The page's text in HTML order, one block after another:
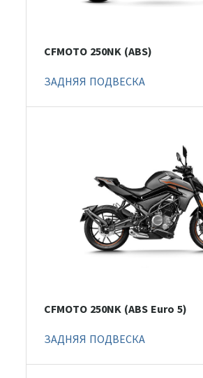
CFMOTO 250NK (ABS)
ЗАДНЯЯ ПОДВЕСКА
CFMOTO 250NK (ABS Euro 5)
ЗАДНЯЯ ПОДВЕСКА